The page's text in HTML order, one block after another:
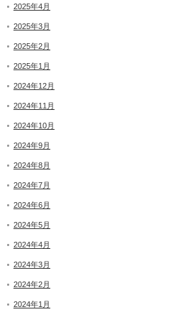
2025年4月
2025年3月
2025年2月
2025年1月
2024年12月
2024年11月
2024年10月
2024年9月
2024年8月
2024年7月
2024年6月
2024年5月
2024年4月
2024年3月
2024年2月
2024年1月